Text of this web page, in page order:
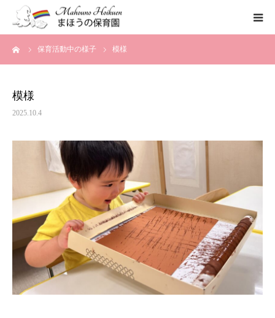
保育活動中の様子 模様
模様
2025.10.4
まほうの保育園の想い
一時保育について